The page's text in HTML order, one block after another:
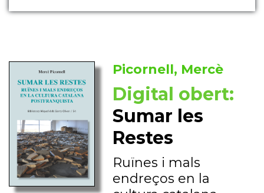
Picornell, Mercè
Digital obert:
Sumar les
Restes
Ruïnes i mals
endreços en la